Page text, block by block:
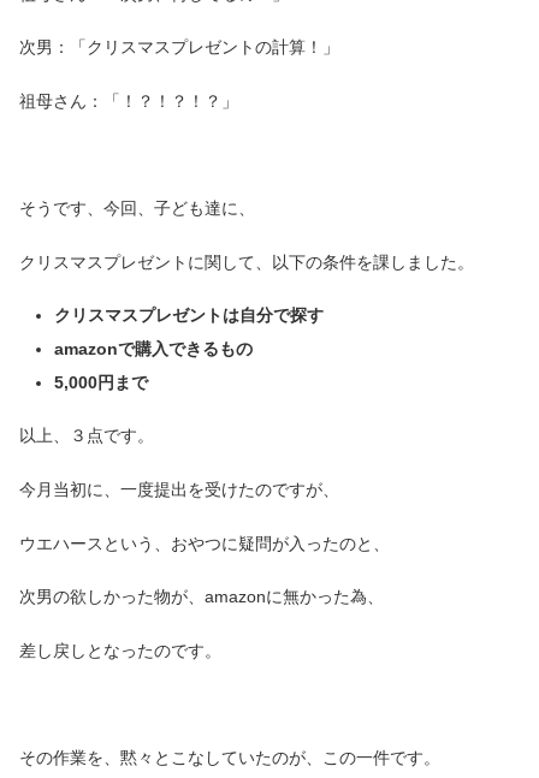
次男：「クリスマスプレゼントの計算！」
祖母さん：「！？！？！？」
そうです、今回、子ども達に、
クリスマスプレゼントに関して、以下の条件を課しました。
クリスマスプレゼントは自分で探す
amazonで購入できるもの
5,000円まで
以上、３点です。
今月当初に、一度提出を受けたのですが、
ウエハースという、おやつに疑問が入ったのと、
次男の欲しかった物が、amazonに無かった為、
差し戻しとなったのです。
その作業を、黙々とこなしていたのが、この一件です。